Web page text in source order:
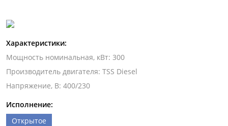
Характеристики:
Мощность номинальная, кВт: 300
Производитель двигателя: TSS Diesel
Напряжение, В: 400/230
Исполнение:
Открытое